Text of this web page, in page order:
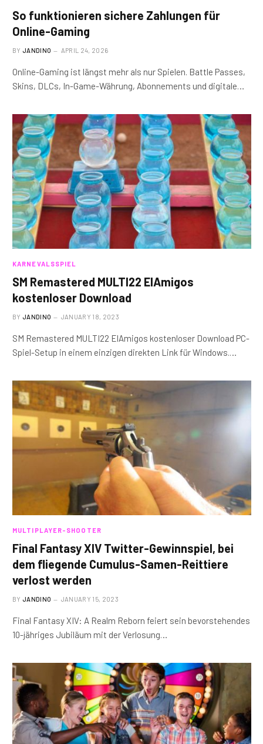
So funktionieren sichere Zahlungen für
Online-Gaming
BY JANDINO APRIL 24, 2026
Online-Gaming ist längst mehr als nur Spielen. Battle Passes,
Skins, DLCs, In-Game-Währung, Abonnements und digitale…
KARNEVALSSPIEL
SM Remastered MULTI22 ElAmigos
kostenloser Download
BY JANDINO JANUARY 18, 2023
SM Remastered MULTI22 ElAmigos kostenloser Download PC-
Spiel-Setup in einem einzigen direkten Link für Windows.…
MULTIPLAYER-SHOOTER
Final Fantasy XIV Twitter-Gewinnspiel, bei
dem fliegende Cumulus-Samen-Reittiere
verlost werden
BY JANDINO JANUARY 15, 2023
Final Fantasy XIV: A Realm Reborn feiert sein bevorstehendes
10-jähriges Jubiläum mit der Verlosung…